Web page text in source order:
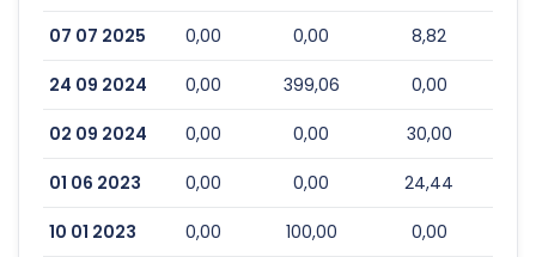
07 07 2025 0,00 0,00 8,82
24 09 2024 0,00 399,06 0,00
02 09 2024 0,00 0,00 30,00
01 06 2023 0,00 0,00 24,44
10 01 2023 0,00 100,00 0,00